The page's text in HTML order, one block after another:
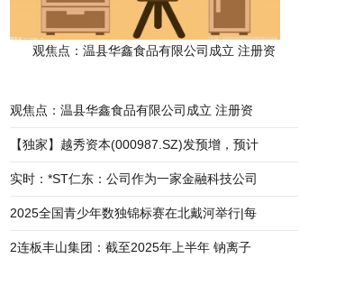
观焦点：温县华鑫食品有限公司成立 注册资
观焦点：温县华鑫食品有限公司成立 注册资
【独家】越秀资本(000987.SZ)发预增，预计
实时：*ST仁东：公司作为一家金融科技公司
2025全国青少年数独锦标赛在北戴河举行|每
2连板丰山集团：截至2025年上半年 钠离子